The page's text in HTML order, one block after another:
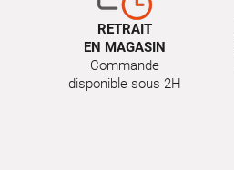
RETRAIT
EN MAGASIN
Commande
disponible sous 2H